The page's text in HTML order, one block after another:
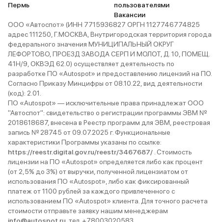
Пермь
пользователями
Вакансии
ООО «Автоспот» (ИНН 7715936827 ОРГН 1127746774825
адрес 111250, Г.МОСКВА, Внутригородская территория города
федерального значения МУНИЦИПАЛЬНЫЙ ОКРУГ
ЛЕФОРТОВО, ПРОЕЗД ЗАВОДА СЕРП И МОЛОТ, Д. 10, ПОМЕЩ.
41Н/9, ОКВЭД 62.0) осуществляет деятельность по
разработке ПО «Autospot» и предоставлению лицензий на ПО.
Согласно Приказу Минцифры от 08.10.22, вид деятельности
(код): 2.01.
ПО «Autospot» — исключительные права принадлежат ООО
"Автоспот": свидетельство о регистрации программы ЭВМ №
2018618687, внесена в Реестр программ для ЭВМ, реестровая
запись № 28745 от 09.07.2025 г. Функциональные
характеристики Программы указаны по ссылке:
https://reestr.digital.gov.ru/reestr/3467687/ . Стоимость
лицензии на ПО «Autospot» определяется либо как процент
(от 2,5% до 3%) от выручки, полученной лицензиатом от
использования ПО «Autospot», либо как фиксированный
платеж от 1100 рублей за каждого привлеченного с
использованием ПО «Autospot» клиента. Для точного расчета
стоимости отправьте заявку нашим менеджерам